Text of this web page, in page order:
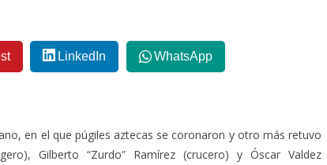
LinkedIn WhatsApp
en el que púgiles aztecas se coronaron y otro más retuvo
Gilberto “Zurdo” Ramírez (crucero) y Óscar Valdez